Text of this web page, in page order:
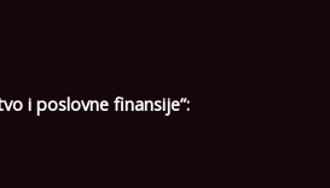
i poslovne finansije”: